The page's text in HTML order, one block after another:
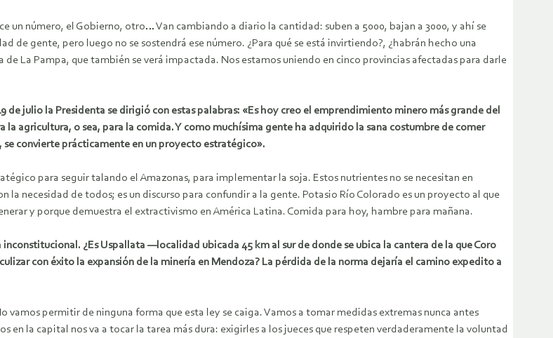
un número, el Gobierno, otro… Van cambiando a diario la cantidad: suben a 5000, bajan a 3000, y ahí se
de gente, pero luego no se sostendrá ese número. ¿Para qué se está invirtiendo?, ¿habrán hecho una
La Pampa, que también se verá impactada. Nos estamos uniendo en cinco provincias afectadas para darle
julio la Presidenta se dirigió con estas palabras: «Es hoy creo el emprendimiento minero más grande del
agricultura, o sea, para la comida. Y como muchísima gente ha adquirido la sana costumbre de comer
convierte prácticamente en un proyecto estratégico».
para seguir talando el Amazonas, para implementar la soja. Estos nutrientes no se necesitan en
la necesidad de todos; es un discurso para confundir a la gente. Potasio Río Colorado es un proyecto al que
y porque demuestra el extractivismo en América Latina. Comida para hoy, hambre para mañana.
¿Es Uspallata —localidad ubicada 45 km al sur de donde se ubica la cantera de la que Coro
con éxito la expansión de la minería en Mendoza? La pérdida de la norma dejaría el camino expedito a
permitir de ninguna forma que esta ley se caiga. Vamos a tomar medidas extremas nunca antes
la capital nos va a tocar la tarea más dura: exigirles a los jueces que respeten verdaderamente la voluntad